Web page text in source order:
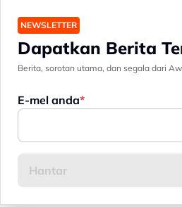
NEWSLETTER
Dapatkan Berita
Berita, sorotan utama, dan segala dari
E-mel anda